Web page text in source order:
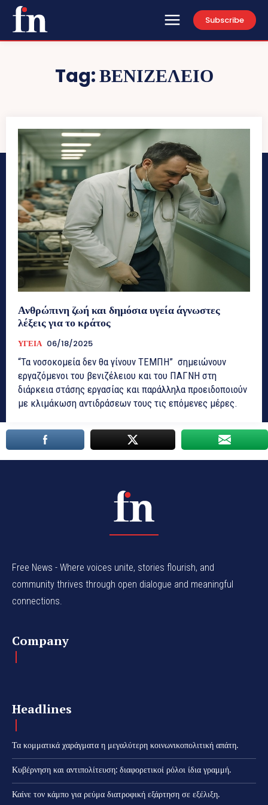
Subscribe
Tag:ΒΕΝΙΖΕΛΕΙΟ
Ανθρώπινη ζωή και δημόσια υγεία άγνωστες
λέξεις για το κράτος
ΥΓΕΙΑ 06/18/2025
“Τα νοσοκομεία δεν θα γίνουν ΤΕΜΠΗ” σημειώνουν
εργαζόμενοι του βενιζέλειου και του ΠΑΓΝΗ στη
διάρκεια στάσης εργασίας και παράλληλα προειδοποιούν
με κλιμάκωση αντιδράσεων τους τις επόμενες μέρες.
Free News - Where voices unite, stories flourish, and
community thrives through open dialogue and meaningful
connections.
Company
Headlines
Τα κομματικά χαράγματα η μεγαλύτερη κοινωνικοπολιτική απάτη.
Κυβέρνηση και αντιπολίτευση: διαφορετικοί ρόλοι ίδια γραμμή.
Καίνε τον κάμπο για ρεύμα διατροφική εξάρτηση σε εξέλιξη.